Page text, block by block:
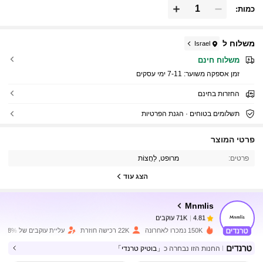
כמות:
משלוח ל Israel
משלוח חינם
זמן אספקה ​​משוער: 7-11 ימי עסקים
החזרות בחינם
תשלומים בטוחים · הגנת הפרטיות
פרטי המוצר
פרטים: מרופט, לַחֲצוֹת
הצג עוד
Mnmlis
4.81 71K עוקבים
150K נמכרו לאחרונה 22K רכישה חוזרת עליית עוקבים של 18%
החנות הזו נבחרה כ 「בוטיק טרנדי」